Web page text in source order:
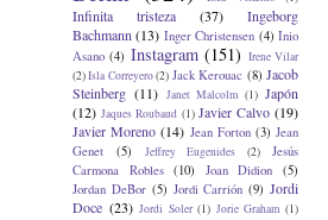
Infinita tristeza (37)
Ingeborg
Bachmann (13) Inger Christensen (4) Inio
Asano (4) Instagram (151) Irene Vilar
(2)Isla Correyero(2) Jack Kerouac (8) Jacob
Steinberg (11) Janet Malcolm (1) Japón
(12) Jaques Roubaud (1) Javier Calvo (19)
Javier Moreno (14) Jean Forton (3) Jean
Genet
(5) Jeffrey Eugenides (2)
Jesús
Carmona Robles
(10) Joan Didion
(5)
Jordan DeBor (5) Jordi Carrión (9) Jordi
Doce (23) Jordi Soler (1) Jorie Graham (1)